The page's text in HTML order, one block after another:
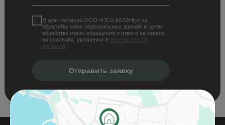
Я даю согласие ООО «ПСА-КАЗАНЬ» на
обработку моих персональных данных в целях
обработки моего обращения и ответа на запрос,
на условиях, указанных в полном тексте
согласия.
Отправить заявку